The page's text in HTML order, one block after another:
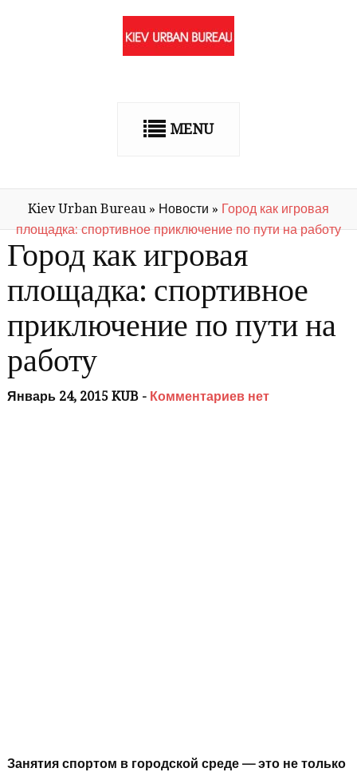
MENU
Kiev Urban Bureau » Новости » Город как игровая
площадка: спортивное приключение по пути на работу
Город как игровая
площадка: спортивное
приключение по пути на
работу
Январь 24, 2015 KUB - Комментариев нет
Занятия спортом в городской среде — это не только